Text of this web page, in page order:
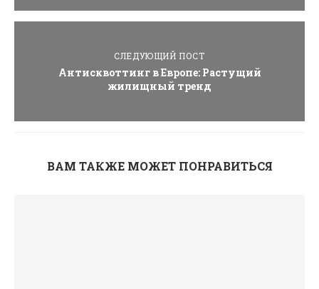
СЛЕДУЮЩИЙ ПОСТ
Антисквоттинг в Европе: Растущий
жилищный тренд
ВАМ ТАКЖЕ МОЖЕТ ПОНРАВИТЬСЯ